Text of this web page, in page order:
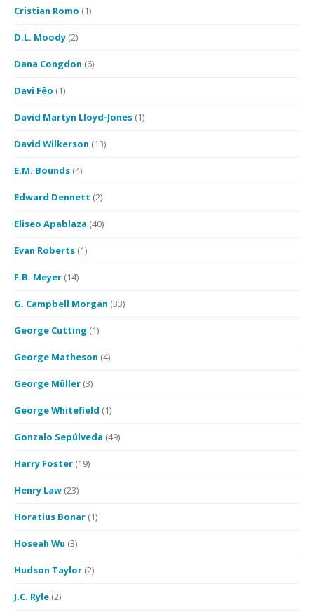
Cristian Romo (1)
D.L. Moody (2)
Dana Congdon (6)
Davi Fêo (1)
David Martyn Lloyd-Jones (1)
David Wilkerson (13)
E.M. Bounds (4)
Edward Dennett (2)
Eliseo Apablaza (40)
Evan Roberts (1)
F.B. Meyer (14)
G. Campbell Morgan (33)
George Cutting (1)
George Matheson (4)
George Müller (3)
George Whitefield (1)
Gonzalo Sepúlveda (49)
Harry Foster (19)
Henry Law (23)
Horatius Bonar (1)
Hoseah Wu (3)
Hudson Taylor (2)
J.C. Ryle (2)